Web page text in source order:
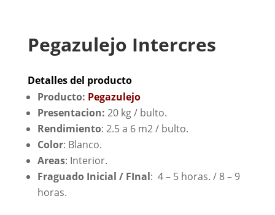
Pegazulejo Intercres
Detalles del producto
Producto: Pegazulejo
Presentacion: 20 kg / bulto.
Rendimiento: 2.5 a 6 m2 / bulto.
Color: Blanco.
Areas: Interior.
Fraguado Inicial / FInal: 4 – 5 horas. / 8 – 9
horas.